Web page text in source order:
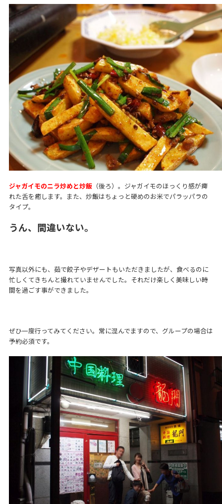
ジャガイモのニラ炒めと炒飯（後ろ）。ジャガイモのほっくり感が痺
れた舌を癒します。また、炒飯はちょっと硬めのお米でパラッパラの
タイプ。
うん、間違いない。
写真以外にも、茹で餃子やデザートもいただきましたが、食べるのに
忙しくてきちんと撮れていませんでした。それだけ楽しく美味しい時
間を過ごす事ができました。
ぜひ一度行ってみてください。常に混んでますので、グループの場合は
予約必須です。